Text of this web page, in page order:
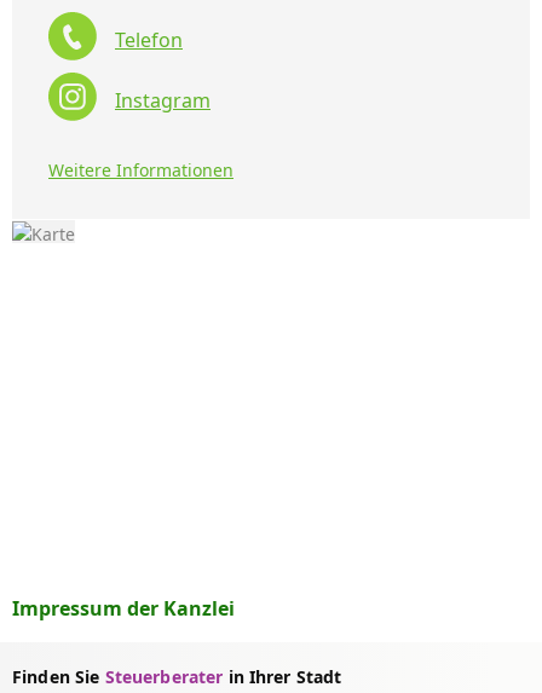
Telefon
Instagram
Weitere Informationen
Impressum der Kanzlei
Finden Sie Steuerberater in Ihrer Stadt